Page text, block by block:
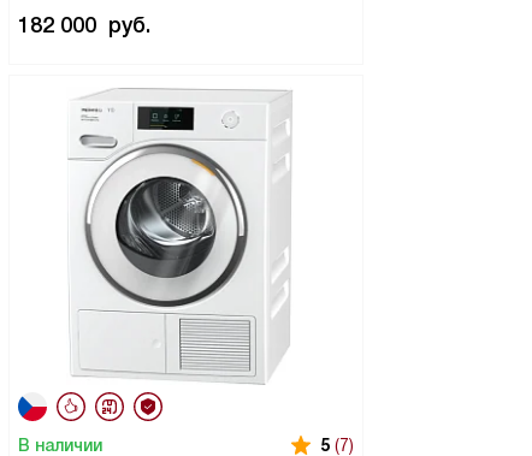
182 000 руб.
В наличии 5 (7)